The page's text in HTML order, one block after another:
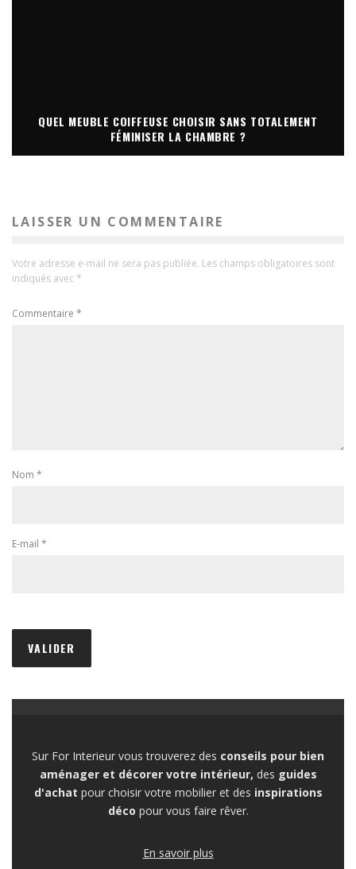
QUEL MEUBLE COIFFEUSE CHOISIR SANS TOTALEMENT
FÉMINISER LA CHAMBRE ?
LAISSER UN COMMENTAIRE
Votre adresse e-mail ne sera pas publiée. Les champs obligatoires sont
indiqués avec *
Commentaire *
Nom *
E-mail *
Sur For Interieur vous trouverez des conseils pour bien
aménager et décorer votre intérieur, des guides
d'achat pour choisir votre mobilier et des inspirations
déco pour vous faire rêver.
En savoir plus